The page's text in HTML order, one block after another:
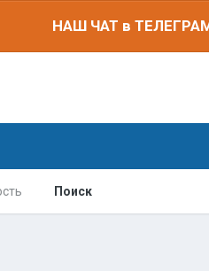
НАШ ЧАТ в
Поиск